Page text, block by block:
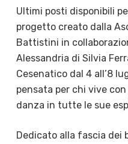
Ultimi posti disponibili
progetto creato dalla
Battistini in
Alessandria di Silvia
Cesenatico dal 4 all’8
pensata per chi vive
danza in tutte le sue
Dedicato alla fascia dei